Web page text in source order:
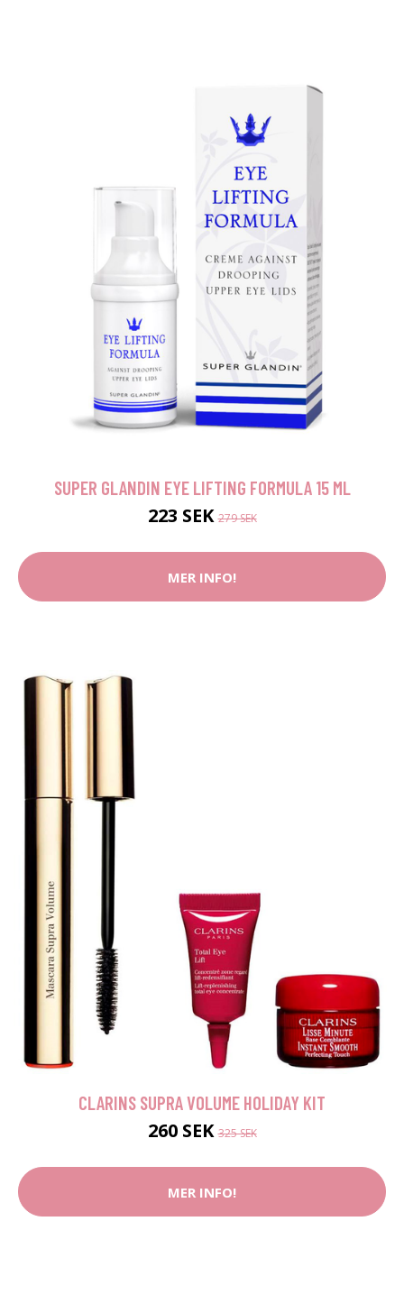
SUPER GLANDIN EYE LIFTING FORMULA 15 ML
223 SEK279 SEK
MER INFO!
CLARINS SUPRA VOLUME HOLIDAY KIT
260 SEK325 SEK
MER INFO!